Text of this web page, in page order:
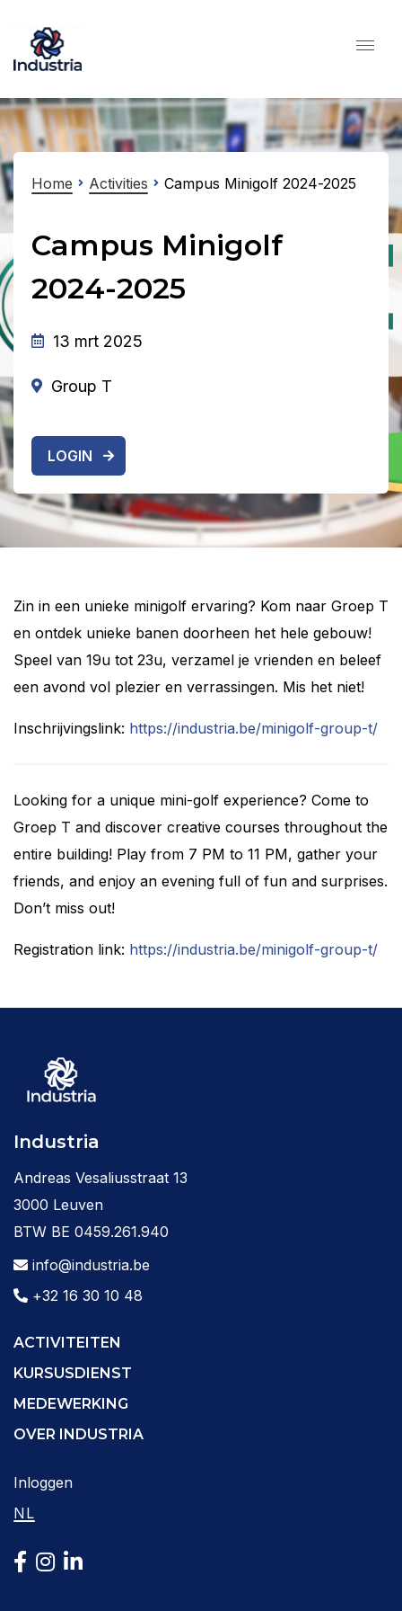
Home Activities Campus Minigolf 2024-2025
Campus Minigolf
2024-2025
13 mrt 2025
Group T
LOGIN
Zin in een unieke minigolf ervaring? Kom naar Groep T
en ontdek unieke banen doorheen het hele gebouw!
Speel van 19u tot 23u, verzamel je vrienden en beleef
een avond vol plezier en verrassingen. Mis het niet!
Inschrijvingslink: https://industria.be/minigolf-group-t/
Looking for a unique mini-golf experience? Come to
Groep T and discover creative courses throughout the
entire building! Play from 7 PM to 11 PM, gather your
friends, and enjoy an evening full of fun and surprises.
Don’t miss out!
Registration link: https://industria.be/minigolf-group-t/
Industria
Andreas Vesaliusstraat 13
3000 Leuven
BTW BE 0459.261.940
info@industria.be
+32 16 30 10 48
ACTIVITEITEN
KURSUSDIENST
MEDEWERKING
OVER INDUSTRIA
Inloggen
NL